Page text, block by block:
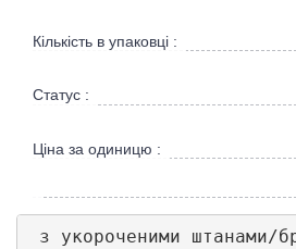
Кількість в упаковці :
Статус :
Ціна за одиницю :
з укороченими штанами/